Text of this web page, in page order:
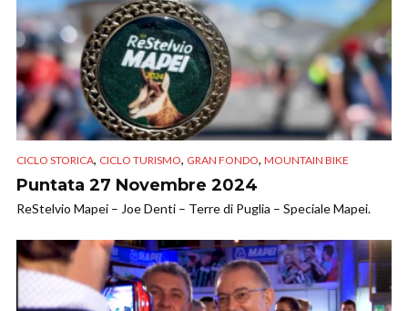
CICLO STORICA, CICLO TURISMO, GRAN FONDO, MOUNTAIN BIKE
Puntata 27 Novembre 2024
ReStelvio Mapei – Joe Denti – Terre di Puglia – Speciale Mapei.